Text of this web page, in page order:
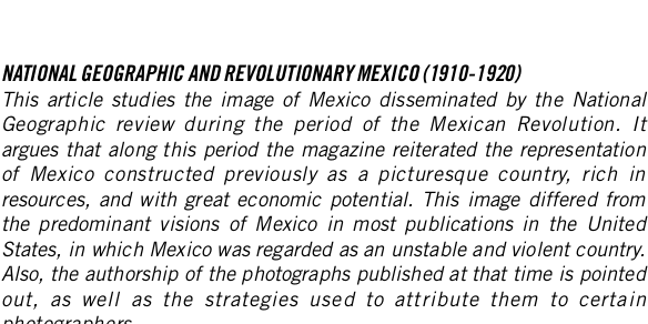
NATIONAL GEOGRAPHIC AND REVOLUTIONARY MEXICO (1910-1920)
This  article  studies  the  image  of  Mexico  disseminated  by  the  National
Geographic  review  during  the  period  of  the  Mexican  Revolution.  It
argues that along this period the magazine reiterated the representation
of  Mexico  constructed  previously  as  a  picturesque  country,  rich  in
resources, and with great economic potential. This image differed from
the  predominant  visions  of  Mexico  in  most  publications  in  the  United
States, in which Mexico was regarded as an unstable and violent country.
Also, the authorship of the photographs published at that time is pointed
out,  as  well  as  the  strategies  used  to  attribute  them  to  certain